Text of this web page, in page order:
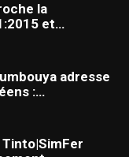
la
et…
adresse
:…
Tinto|SimFer